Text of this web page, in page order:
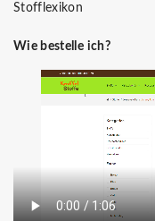
Stofflexikon
Wie bestelle ich?